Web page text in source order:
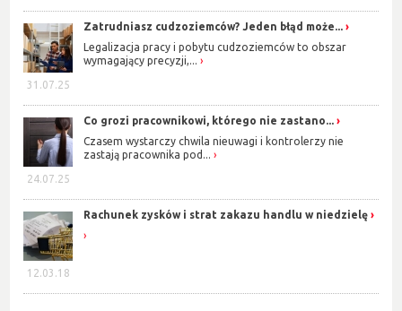
31.07.25
Zatrudniasz cudzoziemców? Jeden błąd może...
Legalizacja pracy i pobytu cudzoziemców to obszar
wymagający precyzji,...
24.07.25
Co grozi pracownikowi, którego nie zastano...
Czasem wystarczy chwila nieuwagi i kontrolerzy nie
zastają pracownika pod...
12.03.18
Rachunek zysków i strat zakazu handlu w niedzielę